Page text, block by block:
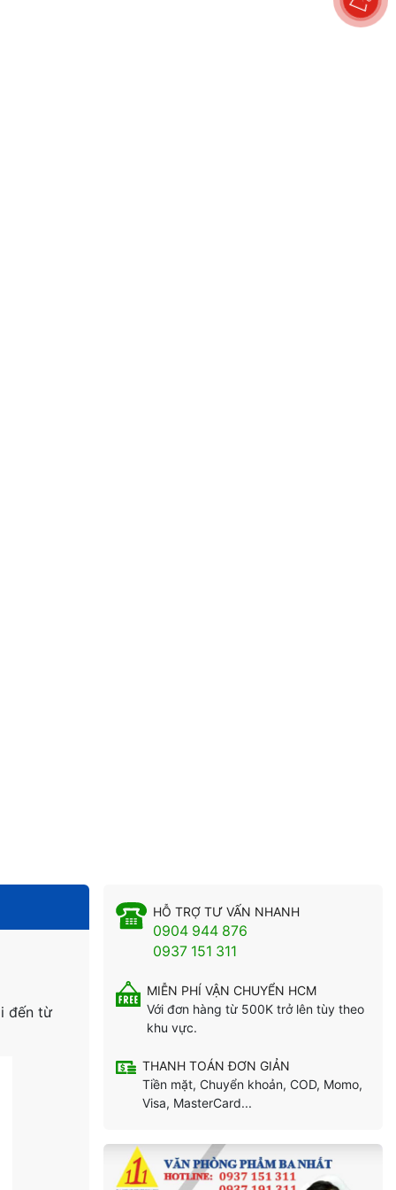
đến từ
HỖ TRỢ TƯ VẤN NHANH
0904 944 876
0937 151 311
MIỄN PHÍ VẬN CHUYỂN HCM
Với đơn hàng từ 500K trở lên tùy theo
khu vực.
THANH TOÁN ĐƠN GIẢN
Tiền mặt, Chuyển khoản, COD, Momo,
Visa, MasterCard...